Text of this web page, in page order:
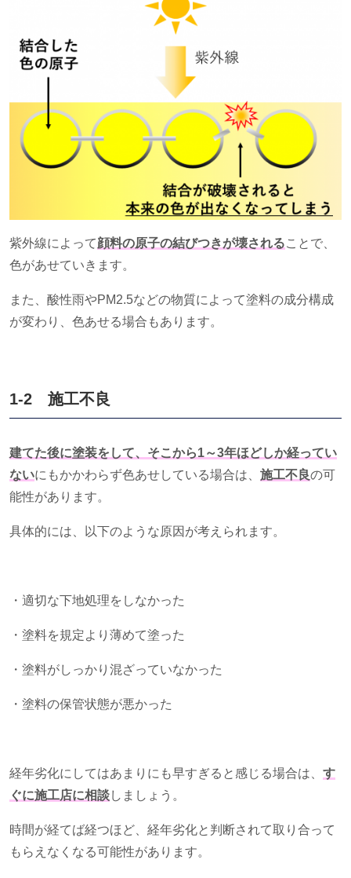
紫外線によって顔料の原子の結びつきが壊されることで、
色があせていきます。
また、酸性雨やPM2.5などの物質によって塗料の成分構成
が変わり、色あせる場合もあります。
1-2 施工不良
建てた後に塗装をして、そこから1～3年ほどしか経ってい
ないにもかかわらず色あせしている場合は、 施工不良の可
能性があります。
具体的には、以下のような原因が考えられます。
・適切な下地処理をしなかった
・塗料を規定より薄めて塗った
・塗料がしっかり混ざっていなかった
・塗料の保管状態が悪かった
経年劣化にしてはあまりにも早すぎると感じる場合は、 す
ぐに施工店に相談しましょう。
時間が経てば経つほど、経年劣化と判断されて取り合って
もらえなくなる可能性があります。